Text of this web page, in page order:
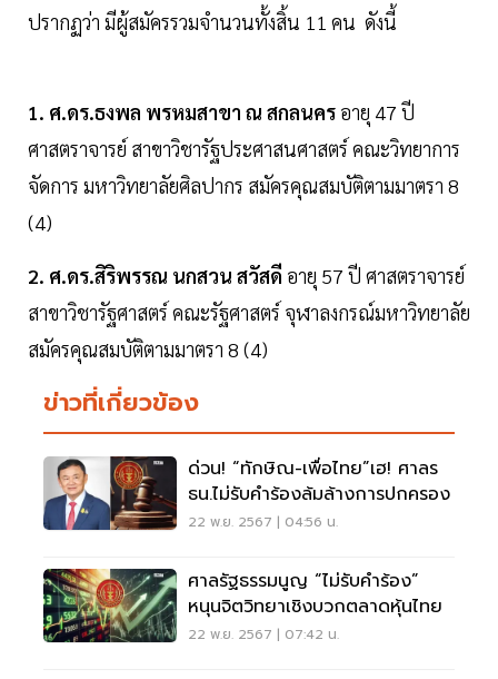
ปรากฏว่า มีผู้สมัครรวมจำนวนทั้งสิ้น 11 คน ดังนี้
1. ศ.ดร.ธงพล พรหมสาขา ณ สกลนคร อายุ 47 ปี
ศาสตราจารย์ สาขาวิชารัฐประศาสนศาสตร์ คณะวิทยาการ
จัดการ มหาวิทยาลัยศิลปากร สมัครคุณสมบัติตามมาตรา 8
(4)
2. ศ.ดร.สิริพรรณ นกสวน สวัสดี อายุ 57 ปี ศาสตราจารย์
สาขาวิชารัฐศาสตร์ คณะรัฐศาสตร์ จุฬาลงกรณ์มหาวิทยาลัย
สมัครคุณสมบัติตามมาตรา 8 (4)
ข่าวที่เกี่ยวข้อง
ด่วน! “ทักษิณ-เพื่อไทย”เฮ! ศาลร
ธน.ไม่รับคำร้องล้มล้างการปกครอง
22 พ.ย. 2567 | 04:56 น.
ศาลรัฐธรรมนูญ “ไม่รับคำร้อง”
หนุนจิตวิทยาเชิงบวกตลาดหุ้นไทย
22 พ.ย. 2567 | 07:42 น.